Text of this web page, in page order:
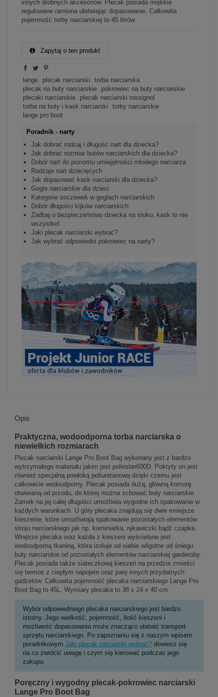
innych drobnych akcesoriów. Plecak posiada miękkie
regulowane ramiona ułatwiając dopasowanie. Całkowita
pojemność torby narciarskiej to 45 litrów.
Zapytaj o ten produkt
lange plecak narciarski
torba narciarska
plecak na buty narciarskie
pokrowiec na buty narciarskie
plecaki narciarskie
plecak narciarski rossignol
torba na buty i kask narciarski
torby narciarskie
lange pro boot
Poradnik - narty
Jak dobrać rodzaj i długość nart dla dziecka?
Jak dobrać rozmiar butów narciarskich dla dziecka?
Dobór nart do poziomu umiejętności młodego narciarza
Rodzaje nart dziecięcych
Jak dopasować kask narciarski dla dziecka?
Gogle narciarskie dla dzieci
Kategorie soczewek w goglach narciarskich
Dobór długości kijków narciarskich
Zadbaj o bezpieczeństwo dziecka na stoku, kask to nie
wszystko!
Jaki plecak narciarski wybrać?
Jak wybrać odpowiedni pokrowiec na narty?
Opis
Praktyczna, wodoodporna torba narciarska o
niewielkich rozmiarach
Plecak narciarski Lange Pro Boot Bag wykonany jest z bardzo
wytrzymałego materiału jakim jest poliester600D. Pokryty on jest
również specjalną powłoką poliuretanową dzięki czemu jest
całkowicie wodoodporny. Plecak posiada dużą, główną komorę
otwieraną od przodu, do której można schować buty narciarskie.
Zamek na jej całej długości umożliwia wygodne ich spakowanie w
każdych warunkach. U góry plecaka znajdują się dwie mniejsze
kieszenie, które umożliwiają spakowanie pozostałych elementów
stroju narciarskiego jak np. kominiarka, rękawiczki bądź czapka.
Wnętrze plecaka oraz każda z kieszeni wyścielone jest
wodoodporną tkaniną, która izoluje od siebie wilgotne od śniegu
buty narciarskie od pozostałych elementów narciarskiej garderoby.
Plecak posiada także siateczkową kieszeń na przedzie zmieści
się termos z ciepłym napojem oraz parę innych przydatnych
gadżetów. Całkowita pojemność plecaka narciarskiego Lange Pro
Boot Bag to 45L. Wymiary plecaka to 38 x 24 x 40 cm.
Wybór odpowiedniego plecaka narciarskiego jest bardzo
istotny. Jego wielkość, pojemność, ilość kieszeni i
możliwość dopasowania może znacząco ułatwić transport
sprzętu narciarskiego. Po zapoznaniu się z naszym wpisem
poradnikowymJaki plecak narciarski wybrać? dowiesz się
na co zwrócić uwagę i czym się kierować podczas jego
zakupu.
Poręczny i wygodny plecak-pokrowiec narciarski
Lange Pro Boot Bag